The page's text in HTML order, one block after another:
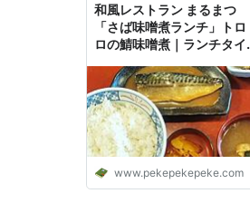
和風レストラン まるまつ
「さば味噌煮ランチ」トロ
ロの鯖味噌煮｜ランチタイ
www.pekepekepeke.com